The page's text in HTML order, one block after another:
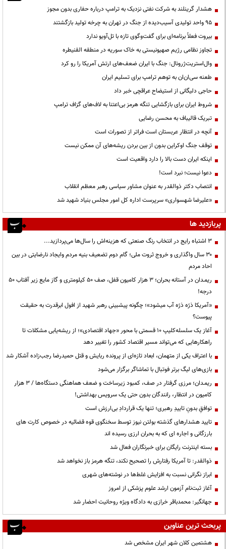
هشدار گرینلند به شرکت نفتی نزدیک به ترامپ درباره حفاری بدون مجوز
95 واحد تولیدی آسیب‌دیده از جنگ در تهران به چرخه تولید بازگشتند
بیروت فعلاً برنامه‌ای برای گفت‌وگوی تازه با تل‌آویو ندارد
تجاوز نظامی رژیم صهیونیستی به خاک سوریه در منطقه القنیطره
وال‌استریت‌ژرونال: جنگ با ایران ضعف‌های ارتش آمریکا را رو کرد
طعنه سی‌ان‌ان به توهم ترامپ برای تسلیم ایران
حاجی دلیگانی از استیضاح عراقچی خبر داد
شروط ایران برای بازگشایی تنگه هرمز بی‌اعتنا به لاف‌های گزاف ترامپ
تبریک قالیباف به محسن رضایی
آنچه در انتظار عربستان است فراتر از تصورات است
توقف جنگ اوکراین بدون از بین بردن ریشه‌های آن ممکن نیست
اینکه ایران دست بالا را دارد واقعیت است
دعوا نیست؛ نبرد است!
انتصاب دکتر ذوالقدر به عنوان مشاور سیاسی رهبر معظم انقلاب
«علیرضا شهسواری» سرپرست اداره کل امور مجلس بنیاد شهید شد
پربازدید ها
3 اشتباه رایج در انتخاب رنگ صنعتی که هزینه‌اش را سال‌ها می‌پردازید...
۳۰ سال واگذاری و خروج ثروت ملی؛ گام دوم تضعیف بنیه مردم وایجاد نارضایتی در بین
احاد مردم
ریمـدان در آستانه بحران؛ ۳ هزار کامیون قفل، صف ۵۰ کیلومتری و گاز مایع زیر آفتاب ۵۰
درجه!
«آمریکا ذرّه ذرّه آب میشود»؛ چگونه پیشبینی رهبر شهید از افول ابرقدرت به حقیقت
پیوست؟
آغاز یک سلسله‌کلیپ ۱۰ قسمتی با محور «جهاد اقتصادی»؛ از ریشه‌یابی مشکلات تا
راهکارهایی که می‌تواند مسیر اقتصاد کشور را تغییر دهد
با اعتراف یکی از متهمان، ابعاد تازه‌ای از پرونده ربایش و قتل حمیدرضا رجب‌زاده آشکار شد
بازی‌های لیگ برتر فوتبال با تماشاگر برگزار می‌شود
ریمـدان؛ مرزی گرفتار در صف، کمبود زیرساخت و ضعف هماهنگی دستگاه‌ها / ۳ هزار
کامیون در انتظار، رانندگان بدون حتی یک سرویس بهداشتی!
توافقِ بدونِ تاییدِ رهبری؛ تنها یک قراردادِ بی‌ارزش است
تایید هشدارهای گذشته بولتن نیوز توسط سخنگوی قوه قضائیه در خصوص کارت های
بارزگانی و اجاره ای که به بحران ارزی رسیده اند
بسته اینترنت رایگان برای خبرنگاران فعال شد
ذوالقدر: تا آمریکا رفتارش را تصحیح نکند، تنگه هرمز باز نخواهد شد
ابراز نگرانی نسبت به افزایش غلط‌ها در نوشته‌های شهری
آغاز ثبت‌نام آزمون ارشد علوم پزشکی از امروز
جهانگیر: محمدباقر خرازی به دادگاه ویژه روحانیت احضار شد
پربحث ترین عناوین
هشتمین کلان شهر ایران مشخص شد